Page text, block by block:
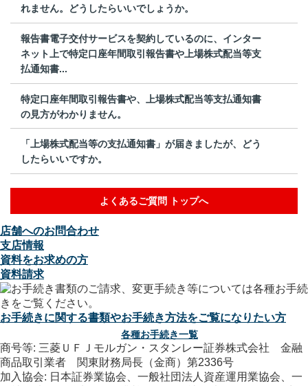
れません。どうしたらいいでしょうか。
報告書電子交付サービスを契約しているのに、インター
ネット上で特定口座年間取引報告書や上場株式配当等支
払通知書...
特定口座年間取引報告書や、上場株式配当等支払通知書
の見方がわかりません。
「上場株式配当等の支払通知書」が届きましたが、どう
したらいいですか。
よくあるご質問 トップへ
店舗へのお問合わせ
支店情報
資料をお求めの方
資料請求
お手続きに関する書類やお手続き方法をご覧になりたい方
各種お手続き一覧
商号等: 三菱ＵＦＪモルガン・スタンレー証券株式会社 金融
商品取引業者 関東財務局長（金商）第2336号
加入協会: 日本証券業協会、一般社団法人資産運用業協会、一